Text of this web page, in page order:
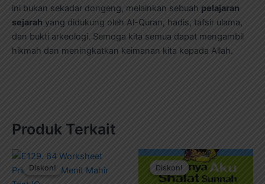
ini bukan sekadar dongeng, melainkan sebuah pelajaran
sejarah yang didukung oleh Al-Quran, hadis, tafsir ulama,
dan bukti arkeologi. Semoga kita semua dapat mengambil
hikmah dan meningkatkan keimanan kita kepada Allah.
Produk Terkait
Diskon!
Diskon!
Harga
aslinya
adalah:
Harga
ini
Diskon!
Diskon!
Harga
aslinya
adalah:
Harga
saat
ini